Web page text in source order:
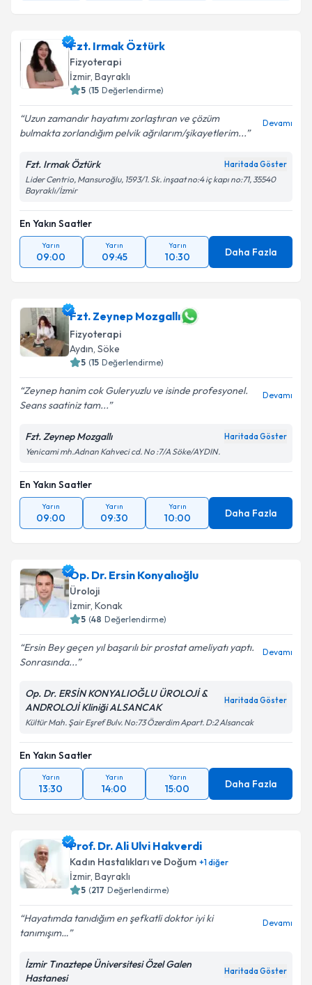
Fzt. Irmak Öztürk
Fizyoterapi
İzmir, Bayraklı
5 (15 Değerlendirme)
Uzun zamandır hayatımı zorlaştıran ve çözüm
bulmakta zorlandığım pelvik ağrılarım/şikayetlerim...
Devamı
Fzt. Irmak Öztürk Haritada Göster
Lider Centrio, Mansuroğlu, 1593/1. Sk. inşaat no:4 iç kapı no:71, 35540
Bayraklı/İzmir
En Yakın Saatler
Yarın
09:00
Yarın
09:45
Yarın
10:30 Daha Fazla
Fzt. Zeynep Mozgallı
Fizyoterapi
Aydın, Söke
5 (15 Değerlendirme)
Zeynep hanim cok Guleryuzlu ve isinde profesyonel.
Seans saatiniz tam...
Devamı
Fzt. Zeynep Mozgallı Haritada Göster
Yenicami mh.Adnan Kahveci cd. No :7/A Söke/AYDIN.
En Yakın Saatler
Yarın
09:00
Yarın
09:30
Yarın
10:00 Daha Fazla
Op. Dr. Ersin Konyalıoğlu
Üroloji
İzmir, Konak
5 (48 Değerlendirme)
Ersin Bey geçen yıl başarılı bir prostat ameliyatı yaptı.
Sonrasında...
Devamı
Op. Dr. ERSİN KONYALIOĞLU ÜROLOJİ &
ANDROLOJİ Kliniği ALSANCAK
Haritada Göster
Kültür Mah. Şair Eşref Bulv. No:73 Özerdim Apart. D:2 Alsancak
En Yakın Saatler
Yarın
13:30
Yarın
14:00
Yarın
15:00 Daha Fazla
Prof. Dr. Ali Ulvi Hakverdi
Kadın Hastalıkları ve Doğum +1diğer
İzmir, Bayraklı
5 (217 Değerlendirme)
Hayatımda tanıdığım en şefkatli doktor iyi ki
tanımışım…
Devamı
İzmir Tınaztepe Üniversitesi Özel Galen
Hastanesi
Haritada Göster